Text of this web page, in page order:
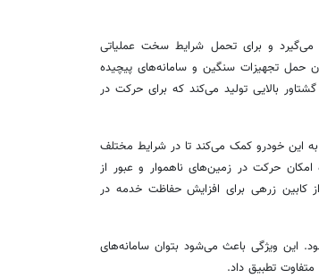
می‌گیرد و برای تحمل شرایط سخت عملیاتی
حمل تجهیزات سنگین و سامانه‌های پیچیده
بالایی تولید می‌کند که برای حرکت در
این خودرو کمک می‌کند تا در شرایط مختلف
حرکت در زمین‌های ناهموار و عبور از
کابین زرهی برای افزایش حفاظت خدمه در
این ویژگی باعث می‌شود بتوان سامانه‌های
تطبیق داد.